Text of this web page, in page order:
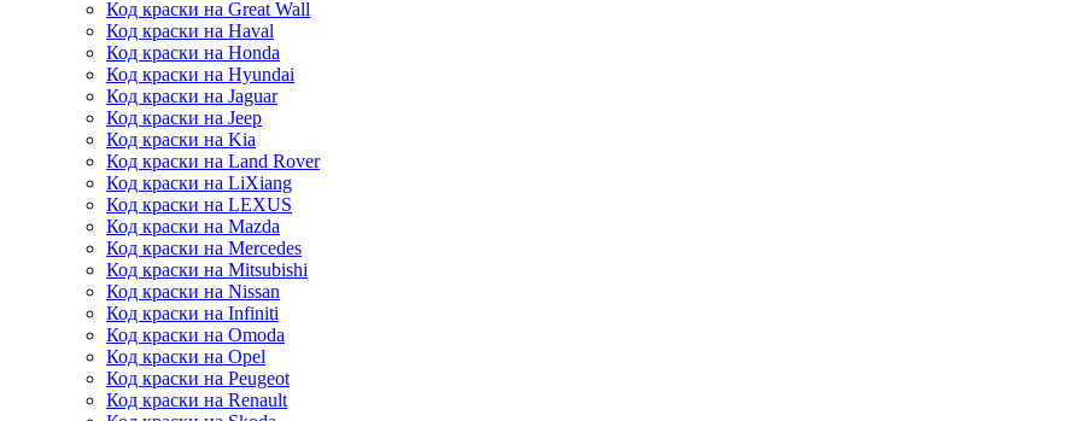
Код краски на Great Wall
Код краски на Haval
Код краски на Honda
Код краски на Hyundai
Код краски на Jaguar
Код краски на Jeep
Код краски на Kia
Код краски на Land Rover
Код краски на LiXiang
Код краски на LEXUS
Код краски на Mazda
Код краски на Mercedes
Код краски на Mitsubishi
Код краски на Nissan
Код краски на Infiniti
Код краски на Omoda
Код краски на Opel
Код краски на Peugeot
Код краски на Renault